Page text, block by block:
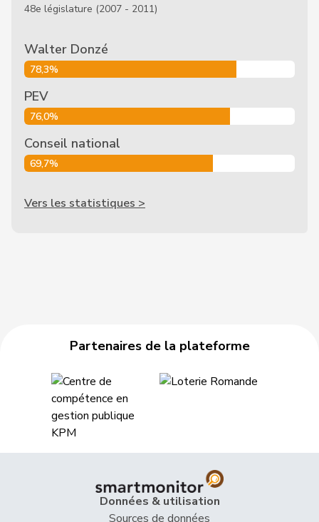
48e législature (2007 - 2011)
Walter Donzé
78,3%
PEV
76,0%
Conseil national
69,7%
Vers les statistiques >
Partenaires de la plateforme
Données & utilisation
Sources de données